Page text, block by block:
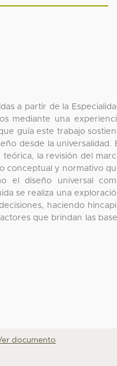
a partir de la
mediante una
guía este trabajo
desde la universalidad.
la revisión del
conceptual y normativo
el diseño universal
se realiza una
haciendo
que brindan las
documento